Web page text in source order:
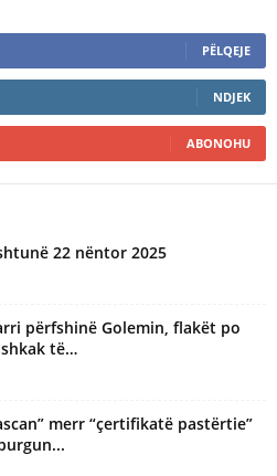
PËLQEJE
NDJEK
ABONOHU
22 nëntor 2025
përfshinë Golemin, flakët po
të…
merr “çertifikatë pastërtie”